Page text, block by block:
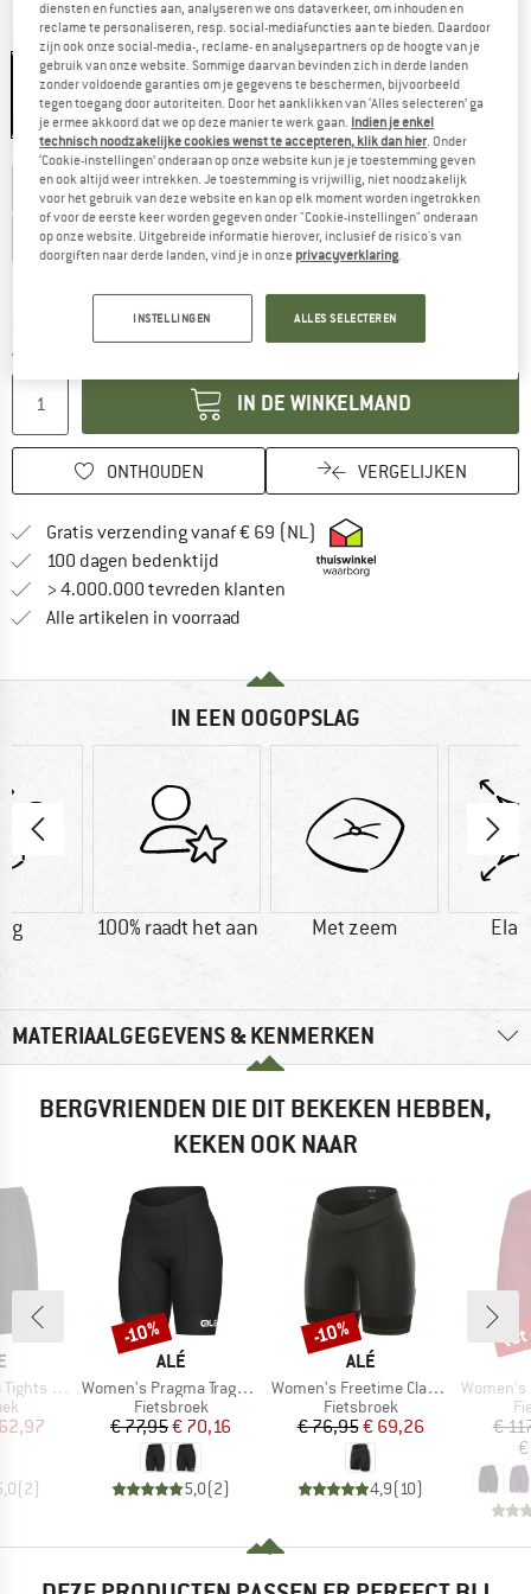
Kleur:Black / Charcoal Grey
-10%
Kies een maat:
XXS XS S M L XL XXL
3XL 4XL 5XL
Levertijd: 3-5 werkdagenDe link wordt geopend in een infovak en bevat
Aantal:
IN DE WINKELMAND
ONTHOUDEN VERGELIJKEN
Gratis verzending vanaf € 69 (NL) Vind hier de
100 dagen bedenktijd Vind de betalingsinformatie hier!
> 4.000.000 tevreden klanten
Alle artikelen in voorraad
IN EEN OOGOPSLAG
g 100% raadt het aan Met zeem
MATERIAALGEGEVENS & KENMERKEN
BERGVRIENDEN DIE DIT BEKEKEN HEBBEN,
KEKEN OOK NAAR
Shorty
prijs
(2)
MERK
ALÉ
Artikel
Women's Pragma Traguardo 2.0 Shorts
Productgroep
Fietsbroek
Prijs
€ 77,95Verlaagde prijs
€ 70,16
5,0(2)
Korting
-10%
MERK
ALÉ
Artikel
Women's Freetime Classico RL Shorts
Productgroep
Fietsbroek
Prijs
€ 76,95Verlaagde prijs
€ 69,26
4,9( 10)
Korting
-10%
Artikel
Women's
€
tot
diensten en functies aan, analyseren we ons dataverkeer, om inhouden en
reclame te personaliseren, resp. social-mediafuncties aan te bieden. Daardoor
zijn ook onze social-media-, reclame- en analysepartners op de hoogte van je
gebruik van onze website. Sommige daarvan bevinden zich in derde landen
zonder voldoende garanties om je gegevens te beschermen, bijvoorbeeld
tegen toegang door autoriteiten. Door het aanklikken van ‘Alles selecteren’ ga
je ermee akkoord dat we op deze manier te werk gaan. Indien je enkel
technisch noodzakelijke cookies wenst te accepteren, klik dan hier. Onder
‘Cookie-instellingen’ onderaan op onze website kun je je toestemming geven
en ook altijd weer intrekken. Je toestemming is vrijwillig, niet noodzakelijk
voor het gebruik van deze website en kan op elk moment worden ingetrokken
of voor de eerste keer worden gegeven onder "Cookie-instellingen" onderaan
op onze website. Uitgebreide informatie hierover, inclusief de risico's van
doorgiften naar derde landen, vind je in onze privacyverklaring.
INSTELLINGEN ALLES SELECTEREN